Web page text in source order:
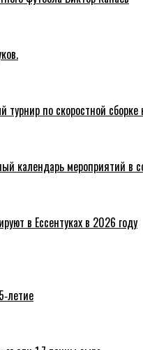
турнир по скоростной сборке
календарь мероприятий в
в Ессентуках в 2026 году